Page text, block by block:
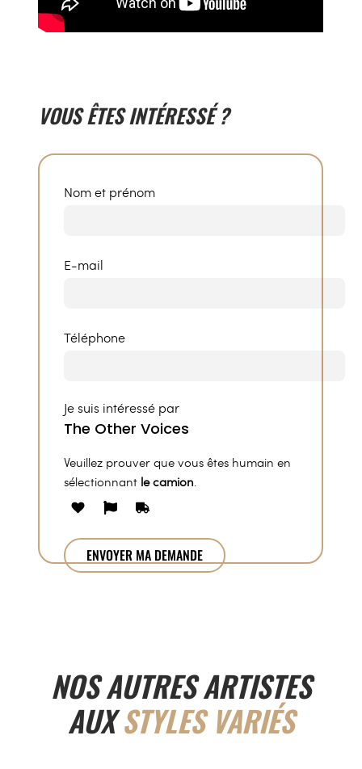
VOUS ÊTES INTÉRESSÉ ?
Nom et prénom
E-mail
Téléphone
Je suis intéressé par
Veuillez prouver que vous êtes humain en
sélectionnant le camion.
NOS AUTRES ARTISTES
AUXSTYLES VARIÉS